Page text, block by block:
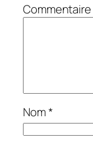
Commentaire
Nom*